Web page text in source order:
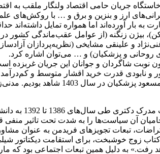
جریان حامی اقتصاد ولنگار ملقب به
ارز و بنزین و برق و … با روکش‌های
آورده‌اند اما همواره تما‌یل داشته‌اند
زنگنه (از عوامل عقب‌ماندگی کشور در
96 تا 97)، محمد طبیبیان، موسی غنی‌نژاد و علینقی
در اثر اجرای سیاست‌های خشن اقتصادی در 3 دهه اخیر، اکنون نوبت
نابودی قدرت خرید اقشار متوسط و
سید علی
آن سیاست‌ها را به شدت تحت تاثیر منفی
تبعات تجویزهای فریدمن به عنوان
زوج خوشبخت، برای استقامت دیکتاتور